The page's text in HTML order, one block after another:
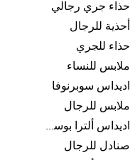
حذاء جري رجالي
أحذية للرجال
حذاء للجري
ملابس للنساء
اديداس سوبرنوفا
ملابس للرجال
اديداس ألترا بوست
صنادل للرجال